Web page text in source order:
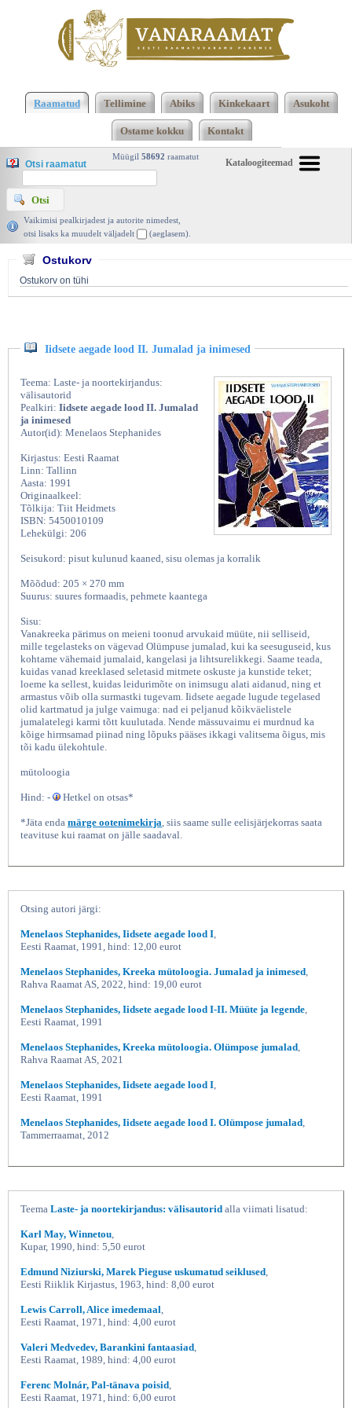
Iidsete aegade lood II
aegade lood II. Jumalad ja inimesed, Menelaos
Stephanides, Eesti Raamat 1991 | vanaraamat. ee
Raamatud Tellimine Abiks Kinkekaart Asukoht
Ostame kokku Kontakt
Kataloogiteemad
Müügil 58692 raamatut
Otsi raamatut
Vaikimisi pealkirjadest ja autorite nimedest,
otsi lisaks ka muudelt väljadelt
(aeglasem).
Ostukorv
Ostukorv on tühi
Iidsete aegade lood II. Jumalad ja inimesed
Teema: Laste- ja noortekirjandus:
välisautorid
Pealkiri: Iidsete aegade lood II. Jumalad
ja inimesed
Autor(id): Menelaos Stephanides
Kirjastus: Eesti Raamat
Linn: Tallinn
Aasta: 1991
Originaalkeel:
Tõlkija: Tiit Heidmets
ISBN: 5450010109
Lehekülgi: 206
Seisukord: pisut kulunud kaaned, sisu olemas ja korralik
Mõõdud: 205 × 270 mm
Suurus: suures formaadis, pehmete kaantega
Sisu:
Vanakreeka pärimus on meieni toonud arvukaid müüte, nii selliseid,
mille tegelasteks on vägevad Olümpuse jumalad, kui ka seesuguseid, kus
kohtame vähemaid jumalaid, kangelasi ja lihtsurelikkegi. Saame teada,
kuidas vanad kreeklased seletasid mitmete oskuste ja kunstide teket;
loeme ka sellest, kuidas leidurimõte on inimsugu alati aidanud, ning et
armastus võib olla surmastki tugevam. Iidsete aegade lugude tegelased
olid kartmatud ja julge vaimuga: nad ei peljanud kõikväelistele
jumalatelegi karmi tõtt kuulutada. Nende mässuvaimu ei murdnud ka
kõige hirmsamad piinad ning lõpuks pääses ikkagi valitsema õigus, mis
tõi kadu ülekohtule.
mütoloogia
Hind: - Hetkel on otsas*
*Jäta enda märge ootenimekirja, siis saame sulle eelisjärjekorras saata
teavituse kui raamat on jälle saadaval.
Otsing autori järgi:
Menelaos Stephanides, Iidsete aegade lood I,
Eesti Raamat, 1991, hind: 12,00 eurot
Menelaos Stephanides, Kreeka mütoloogia. Jumalad ja inimesed,
Rahva Raamat AS, 2022, hind: 19,00 eurot
Menelaos Stephanides, Iidsete aegade lood I-II. Müüte ja legende,
Eesti Raamat, 1991
Menelaos Stephanides, Kreeka mütoloogia. Olümpose jumalad,
Rahva Raamat AS, 2021
Menelaos Stephanides, Iidsete aegade lood I,
Eesti Raamat, 1991
Menelaos Stephanides, Iidsete aegade lood I. Olümpose jumalad,
Tammerraamat, 2012
Teema Laste- ja noortekirjandus: välisautorid alla viimati lisatud:
Karl May, Winnetou,
Kupar, 1990, hind: 5,50 eurot
Edmund Niziurski, Marek Pieguse uskumatud seiklused,
Eesti Riiklik Kirjastus, 1963, hind: 8,00 eurot
Lewis Carroll, Alice imedemaal,
Eesti Raamat, 1971, hind: 4,00 eurot
Valeri Medvedev, Barankini fantaasiad,
Eesti Raamat, 1989, hind: 4,00 eurot
Ferenc Molnár, Pal-tänava poisid,
Eesti Raamat, 1971, hind: 6,00 eurot